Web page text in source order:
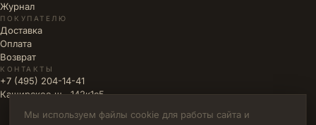
Журнал
ПОКУПАТЕЛЮ
Доставка
Оплата
Возврат
КОНТАКТЫ
+7 (495) 204-14-41
Каширское ш., 142к1с5
Мы используем файлы cookie для работы сайта и